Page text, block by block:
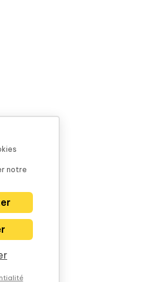
notre